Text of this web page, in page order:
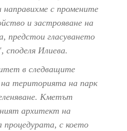
направихме с промените
и застрояване на
предстои гласуването
споделя Илиева.
в следващите
територията на парк
Кметът
архитект на
процедурата, с което